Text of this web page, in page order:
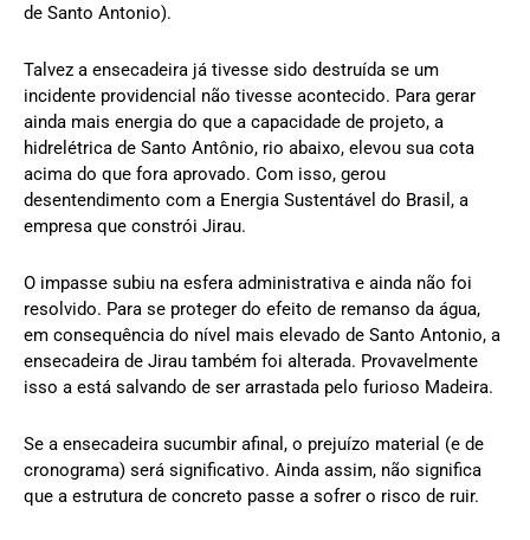
de Santo Antonio).
Talvez a ensecadeira já tivesse sido destruída se um
incidente providencial não tivesse acontecido. Para gerar
ainda mais energia do que a capacidade de projeto, a
hidrelétrica de Santo Antônio, rio abaixo, elevou sua cota
acima do que fora aprovado. Com isso, gerou
desentendimento com a Energia Sustentável do Brasil, a
empresa que constrói Jirau.
O impasse subiu na esfera administrativa e ainda não foi
resolvido. Para se proteger do efeito de remanso da água,
em consequência do nível mais elevado de Santo Antonio, a
ensecadeira de Jirau também foi alterada. Provavelmente
isso a está salvando de ser arrastada pelo furioso Madeira.
Se a ensecadeira sucumbir afinal, o prejuízo material (e de
cronograma) será significativo. Ainda assim, não significa
que a estrutura de concreto passe a sofrer o risco de ruir.